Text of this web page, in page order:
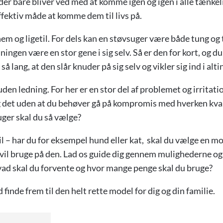
måde at komme dem til livs på.
og ligetil. For dels kan en støvsuger være både tung
være en stor gene i sig selv. Så er den for kort, og
lang, at den slår knuder på sig selv og vikler sig ind i
ledning. For her er en stor del af problemet og
uden at du behøver gå på kompromis med hverken
skal du så vælge?
har du for eksempel hund eller kat, skal du vælge en
bruge på den. Lad os guide dig gennem mulighederne og
skal du forvente og hvor mange penge skal du bruge?
frem til den helt rette model for dig og din familie.